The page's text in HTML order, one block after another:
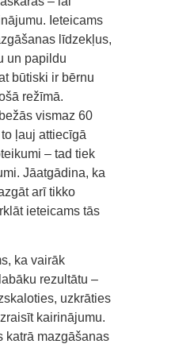
Ieteicams
līdzekļus,
un papildu
būtiski ir bērnu
režīmā.
vismaz 60
ļauj attiecīgā
– tad tiek
Jāatgādina, ka
arī tikko
ieteicams tās
ka vairāk
rezultātu –
uzkrāties
kairinājumu.
katrā mazgāšanas